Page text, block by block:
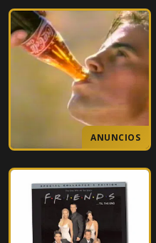
14 En el que todos
El del nuevo cerebro de
El de toda la verdad
El del vestido de boda
El del premio de Joey
El de la prima de
ANUNCIOS